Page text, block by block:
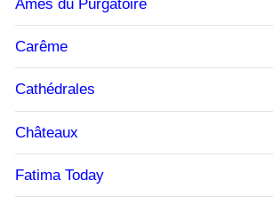
Âmes du Purgatoire
Carême
Cathédrales
Châteaux
Fatima Today